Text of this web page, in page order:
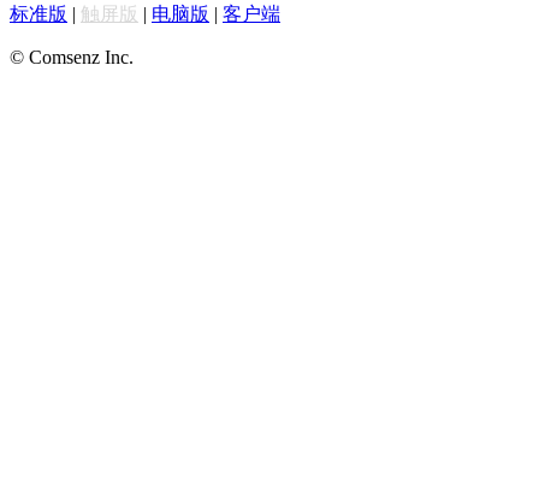
标准版 | 触屏版 | 电脑版 | 客户端
© Comsenz Inc.